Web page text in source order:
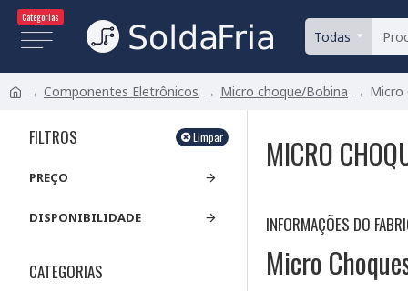
Categorias
Todas
Componentes Eletrônicos Micro choque/Bobina Micro
FILTROS Limpar
PREÇO
DISPONIBILIDADE
CATEGORIAS
MICRO
INFORMAÇÕES DO
Micro